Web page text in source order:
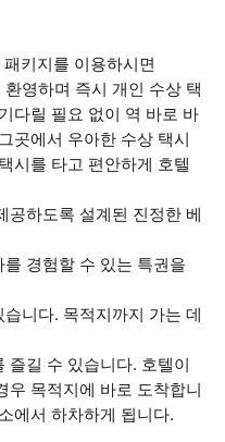
키지를 이용하시면
영하며 즉시 개인 수상 택
다릴 필요 없이 역 바로 바
곳에서 우아한 수상 택시
시를 타고 편안하게 호텔
공하도록 설계된 진정한 베
경험할 수 있는 특권을
니다. 목적지까지 가는 데
즐길 수 있습니다. 호텔이
우 목적지에 바로 도착합니
에서 하차하게 됩니다.